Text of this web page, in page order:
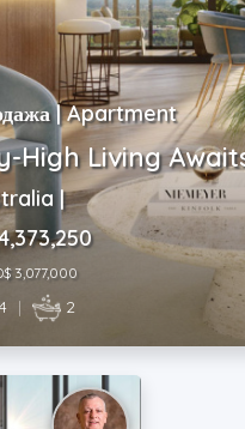
| Apartment
High Living
|
3,077,000
| 2